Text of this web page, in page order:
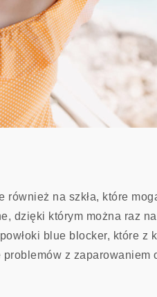
również na szkła, które
dzięki którym można raz
blue blocker, które
z zaparowaniem